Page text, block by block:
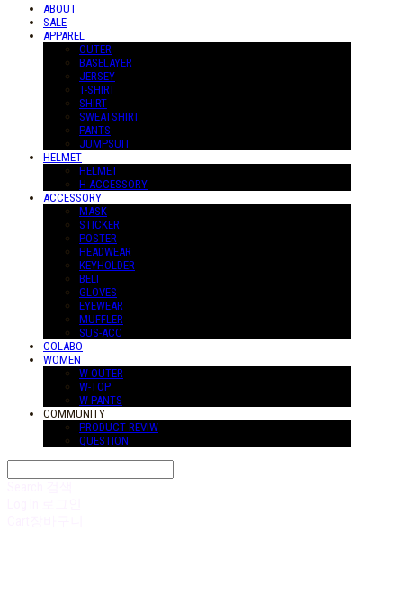
ABOUT
SALE
APPAREL
OUTER
BASELAYER
JERSEY
T-SHIRT
SHIRT
SWEATSHIRT
PANTS
JUMPSUIT
HELMET
HELMET
H-ACCESSORY
ACCESSORY
MASK
STICKER
POSTER
HEADWEAR
KEYHOLDER
BELT
GLOVES
EYEWEAR
MUFFLER
SUS-ACC
COLABO
WOMEN
W-OUTER
W-TOP
W-PANTS
COMMUNITY
PRODUCT REVIW
QUESTION